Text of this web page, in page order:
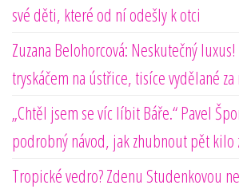
své děti, které od ní odešly k otci
Zuzana Belohorcová: Neskutečný
tryskáčem na ústřice, tisíce vydělané
„Chtěl jsem se víc líbit Báře.“ Pavel
podrobný návod, jak zhubnout pět kilo
Tropické vedro? Zdenu Studenkovou